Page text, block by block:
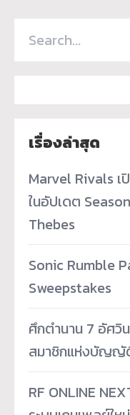
เรื่องล่าสุด
Marvel Rivals เ
ในอัปเดต
Thebes
Sonic Rumble
Sweepstakes
ศึกตำนาน 7 อัศวิ
สมาชิกแห่งบัญญั
RF ONLINE